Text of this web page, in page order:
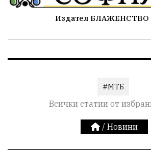
Издател БЛАЖЕНСТВО
#МТБ
Всички статии от
/ Новини